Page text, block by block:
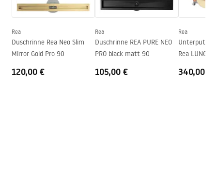
Höhe
2005mm
Garantie
24 monate
Easy Clean Beschichtung
ja, auf einer Seite der Scheibe
Instrukcja_Hugo_double_PL.pdf
Rea
Duschrinne Rea Neo Slim
Mirror Gold Pro 90
120,00 €
Rea
Duschrinne REA PURE NEO
PRO black matt 90
105,00 €
Rea
Unterputz
Rea LUNGO
340,00 €